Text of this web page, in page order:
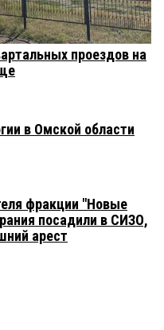
проездов на
в Омской области
фракции "Новые
посадили в СИЗО,
арест